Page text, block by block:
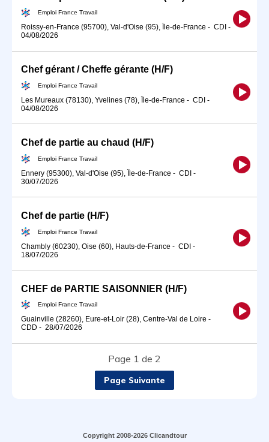
Emploi France Travail
Roissy-en-France (95700), Val-d'Oise (95), Île-de-France - CDI -
04/08/2026
Chef gérant / Cheffe gérante (H/F)
Emploi France Travail
Les Mureaux (78130), Yvelines (78), Île-de-France - CDI -
04/08/2026
Chef de partie au chaud (H/F)
Emploi France Travail
Ennery (95300), Val-d'Oise (95), Île-de-France - CDI -
30/07/2026
Chef de partie (H/F)
Emploi France Travail
Chambly (60230), Oise (60), Hauts-de-France - CDI -
18/07/2026
CHEF de PARTIE SAISONNIER (H/F)
Emploi France Travail
Guainville (28260), Eure-et-Loir (28), Centre-Val de Loire -
CDD - 28/07/2026
Page 1 de 2
Page Suivante
Copyright 2008-2026 Clicandtour